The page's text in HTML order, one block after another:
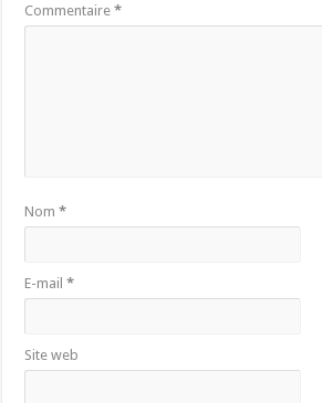
Commentaire*
Nom*
E-mail*
Site web